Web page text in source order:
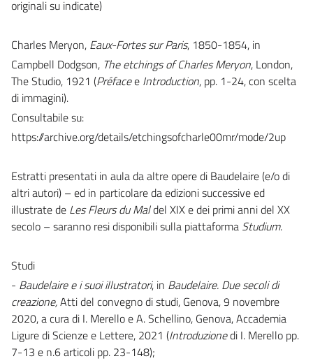
originali su indicate)
Charles Meryon, Eaux-Fortes sur Paris, 1850-1854, in
Campbell Dodgson, The etchings of Charles Meryon, London,
The Studio, 1921 (Préfacee Introduction, pp. 1-24, con scelta
di immagini).
Consultabile su:
https://archive.org/details/etchingsofcharle00mr/mode/2up
Estratti presentati in aula da altre opere di Baudelaire (e/o di
altri autori) – ed in particolare da edizioni successive ed
illustrate de Les Fleurs du Maldel XIX e dei primi anni del XX
secolo – saranno resi disponibili sulla piattaforma Studium.
Studi
- Baudelaire e i suoi illustratori, in Baudelaire. Due secoli di
creazione,Atti del convegno di studi, Genova, 9 novembre
2020, a cura di I. Merello e A. Schellino, Genova, Accademia
Ligure di Scienze e Lettere, 2021 (Introduzionedi I. Merello pp.
7-13 e n.6 articoli pp. 23-148);